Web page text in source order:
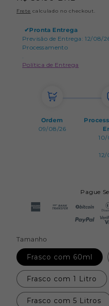
normal
Frete calculado no checkout.
✔Pronta Entrega
Previsão de Entrega: 12/08/
Processamento
.
Política de Entrega
Ordem
09/08/26
Pague
Tamanho
Frasco com 60ml
Frasco com 1 Litro
Frasco com 5 Litros